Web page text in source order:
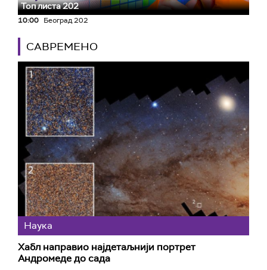
Топ листа 202
10:00 Београд 202
САВРЕМЕНО
Наука
Хабл направио најдетаљнији портрет
Андромеде до сада